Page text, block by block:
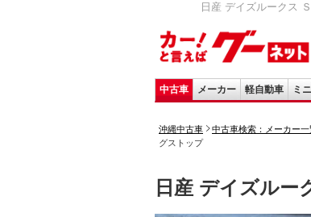
日産 デイズルークス
中古車 メーカー 軽自動車 ミ
沖縄中古車 中古車検索：メーカー一
グストップ
日産 デイズルー